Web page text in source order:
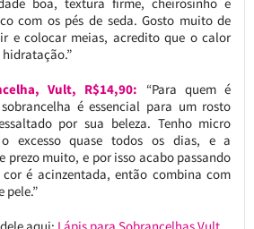
com os pés de seda. Gosto muito de
e colocar meias, acredito que o calor
Vult, R$14,90: “Para quem é
é essencial para um rosto
por sua beleza. Tenho micro
excesso quase todos os dias, e a
prezo muito, e por isso acabo passando
é acinzentada, então combina com
pele.”